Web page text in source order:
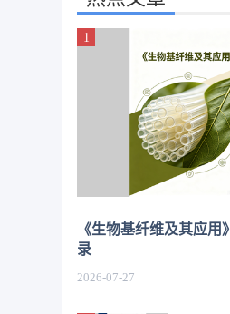
《生物基纤维及其应用
录
2026-07-27